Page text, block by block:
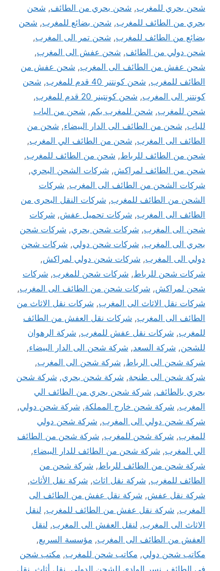
شحن بحري للمغرب, شحن بحري من الطائف, شحن
بحري من الطائف للمغرب, شحن بضائع للمغرب, شحن
بضائع من الطائف للمغرب, شحن تمر الى المغرب,
شحن دولي من الطائف, شحن عفش الى المغرب,
شحن عفش من الطائف الى المغرب, شحن عفش من
الطائف للمغرب, شحن كونتنر 40 قدم للمغرب , شحن
كونتنر الى المغرب, شحن كونتينر 20 قدم للمغرب
,
شحن للمغرب, شحن للمغرب بكم, شحن من الباب
للباب, شحن من الطائف الى الدار البيضاء, شحن من
الطائف الى المغرب, شحن من الطائف الي المغرب,
شحن من الطائف للرباط, شحن من الطائف للمغرب,
شحن من الطائف لمراكش, شركات الشحن البحري,
شركات الشحن من الطائف الى المغرب, شركات
الشحن من الطائف للمغرب, شركات النقل البحرى من
الطائف الى المغرب, شركات تحميل عفش, شركات
شحن الى المغرب, شركات شحن بحري, شركات شحن
بحري الى المغرب, شركات شحن دولي, شركات شحن
دولي الى المغرب, شركات شحن دولي لمراكش,
شركات شحن للرباط, شركات شحن للمغرب, شركات
شحن لمراكش, شركات شحن من الطائف الى المغرب,
شركات نقل الاثاث الى المغرب, شركات نقل الاثاث من
الطائف الى المغرب, شركات نقل العفش من الطائف
للمغرب, شركات نقل عفش للمغرب, شركة الرهوان
للشحن, شركة السعد, شركة شحن الى الدار البيضاء,
شركة شحن الى الرباط, شركة شحن الى المغرب,
شركة شحن الى طنجة, شركة شحن بحري, شركة شحن
بحري بالطائف, شركة شحن بحري من الطائف الي
المغرب, شركة شحن خارج المملكة, شركة شحن دولي,
شركة شحن دولي الى المغرب, شركة شحن دولي
للمغرب, شركة شحن للمغرب, شركة شحن من الطائف
الي المغرب, شركة شحن من الطائف للدار البيضاء,
شركة شحن من الطائف للرباط, شركة شحن من
الطائف للمغرب, شركة نقل اثاث, شركة نقل الأثاث,
شركة نقل عفش, شركة نقل عفش من الطائف الى
المغرب, شركة نقل عفش من الطائف للمغرب, لنقل
الاثاث الى المغرب, لنقل العفش الى المغرب, لنقل
العفش من الطائف الى المغرب, مؤسسة السريع,
مكاتب شحن دولي, مكاتب شحن للمغرب, مكتب شحن
في الطائف, نسر الوادي للشحن الدولي, نقل أثاث, نقل